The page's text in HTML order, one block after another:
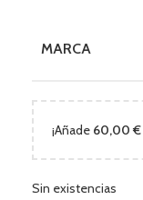
MARCA
¡Añade 60,00 €
Sin existencias